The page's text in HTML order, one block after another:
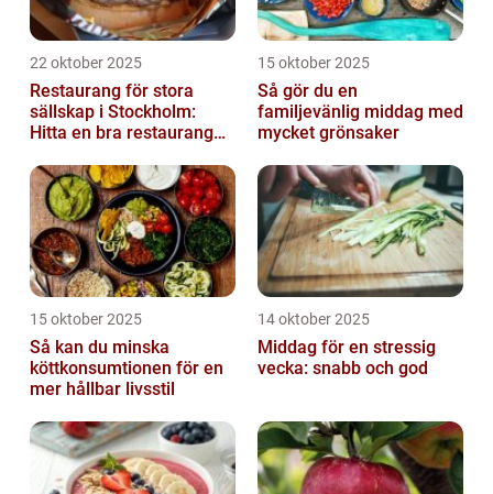
22 oktober 2025
Restaurang för stora
sällskap i Stockholm:
Hitta en bra restaurang
15 oktober 2025
Så gör du en
familjevänlig middag med
mycket grönsaker
15 oktober 2025
Så kan du minska
köttkonsumtionen för en
mer hållbar livsstil
14 oktober 2025
Middag för en stressig
vecka: snabb och god